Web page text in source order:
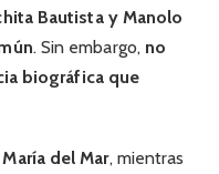
Bautista y Manolo
. Sin embargo, no
biográfica que
del Mar, mientras